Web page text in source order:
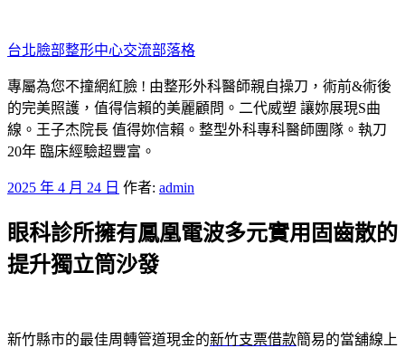
至
主
要
內
容
台北臉部整形中心交流部落格
專屬為您不撞網紅臉 ! 由整形外科醫師親自操刀，術前&術後
的完美照護，值得信賴的美麗顧問。二代威塑 讓妳展現S曲
線。王子杰院長 值得妳信賴。整型外科專科醫師團隊。執刀
20年 臨床經驗超豐富。
發
於
2025 年 4 月 24 日 作者: admin
眼科診所擁有鳳凰電波多元實用固齒散的
提升獨立筒沙發
新竹縣市的最佳周轉管道現金的新竹支票借款簡易的當舖線上